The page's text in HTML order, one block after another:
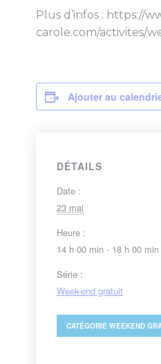
Plus d’infos : https://
carole.com/activites/
Ajouter au
DÉTAILS
Date :
23 mai
Heure :
14 h 00 min - 18 h 00 min
Série :
Week-end gratuit
CATÉGORIEWEEKEND